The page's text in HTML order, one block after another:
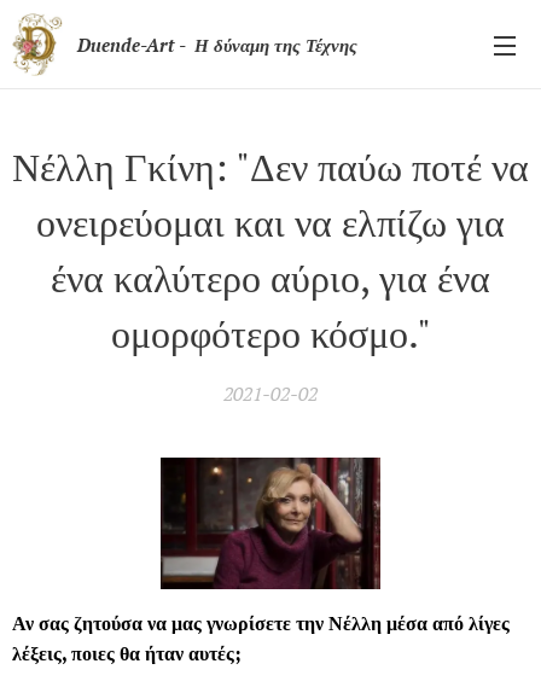
Duende-Art - Η δύναμη της Τέχνης
Νέλλη Γκίνη: "Δεν παύω ποτέ να
ονειρεύομαι και να ελπίζω για
ένα καλύτερο αύριο, για ένα
ομορφότερο κόσμο."
2021-02-02
Αν σας ζητούσα να μας γνωρίσετε την Νέλλη μέσα από λίγες
λέξεις, ποιες θα ήταν αυτές;